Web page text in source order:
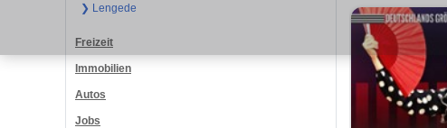
❯ Lengede
Freizeit
Immobilien
Autos
Jobs